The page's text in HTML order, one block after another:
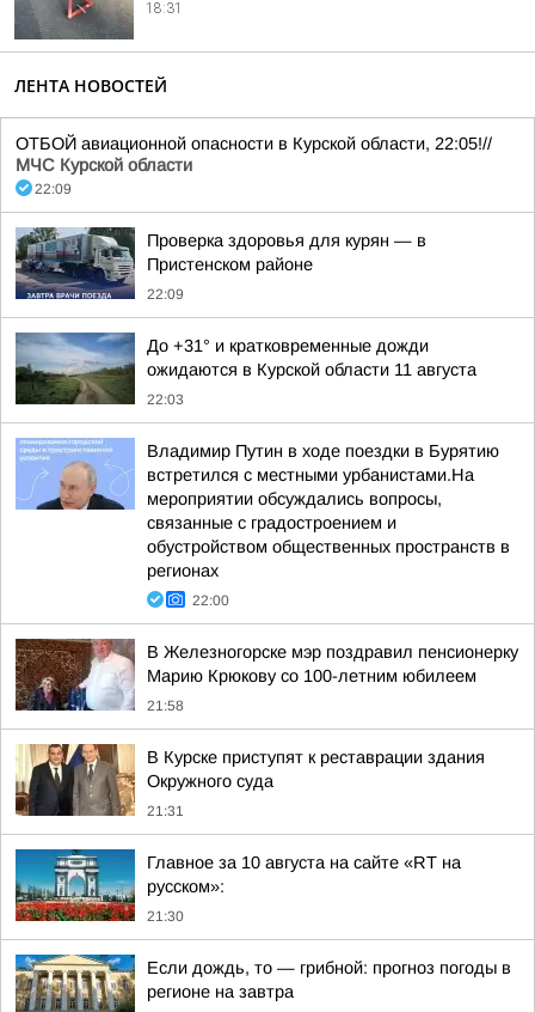
18:31
ЛЕНТА НОВОСТЕЙ
ОТБОЙ авиационной опасности в Курской области, 22:05!//
МЧС Курской области
22:09
Проверка здоровья для курян — в
Пристенском районе
22:09
До +31° и кратковременные дожди
ожидаются в Курской области 11 августа
22:03
Владимир Путин в ходе поездки в Бурятию
встретился с местными урбанистами.На
мероприятии обсуждались вопросы,
связанные с градостроением и
обустройством общественных пространств в
регионах
22:00
В Железногорске мэр поздравил пенсионерку
Марию Крюкову со 100-летним юбилеем
21:58
В Курске приступят к реставрации здания
Окружного суда
21:31
Главное за 10 августа на сайте «RT на
русском»:
21:30
Если дождь, то — грибной: прогноз погоды в
регионе на завтра